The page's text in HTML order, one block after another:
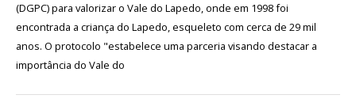
AGENDA
Actividades
(DGPC) para valorizar o Vale do Lapedo, onde em 1998 foi
encontrada a criança do Lapedo, esqueleto com cerca de 29 mil
anos. O protocolo "estabelece uma parceria visando destacar a
importância do Vale do